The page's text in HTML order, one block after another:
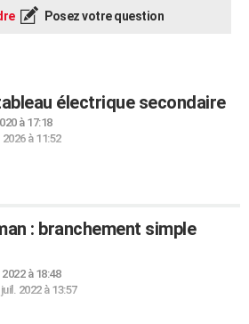
Posez votre question
électrique secondaire
à 17:18
2026 à 11:52
: branchement simple
2022 à 18:48
2022 à 13:57